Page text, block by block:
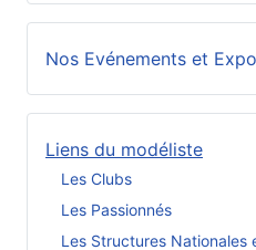
Nos Evénements et
Liens du modéliste
Les Clubs
Les Passionnés
Les Structures Nationales